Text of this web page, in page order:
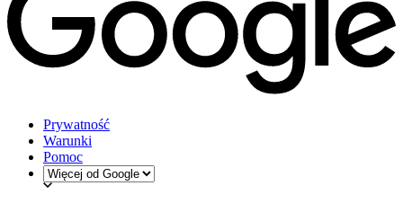
Prywatność
Warunki
Pomoc